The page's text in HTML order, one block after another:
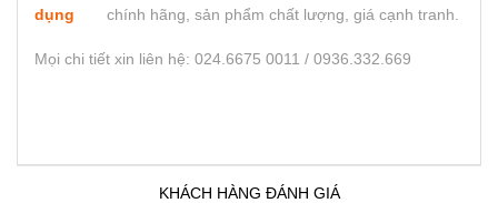
dụng chính hãng, sản phẩm chất lượng, giá cạnh tranh.
Mọi chi tiết xin liên hệ: 024.6675 0011 / 0936.332.669
KHÁCH HÀNG ĐÁNH GIÁ